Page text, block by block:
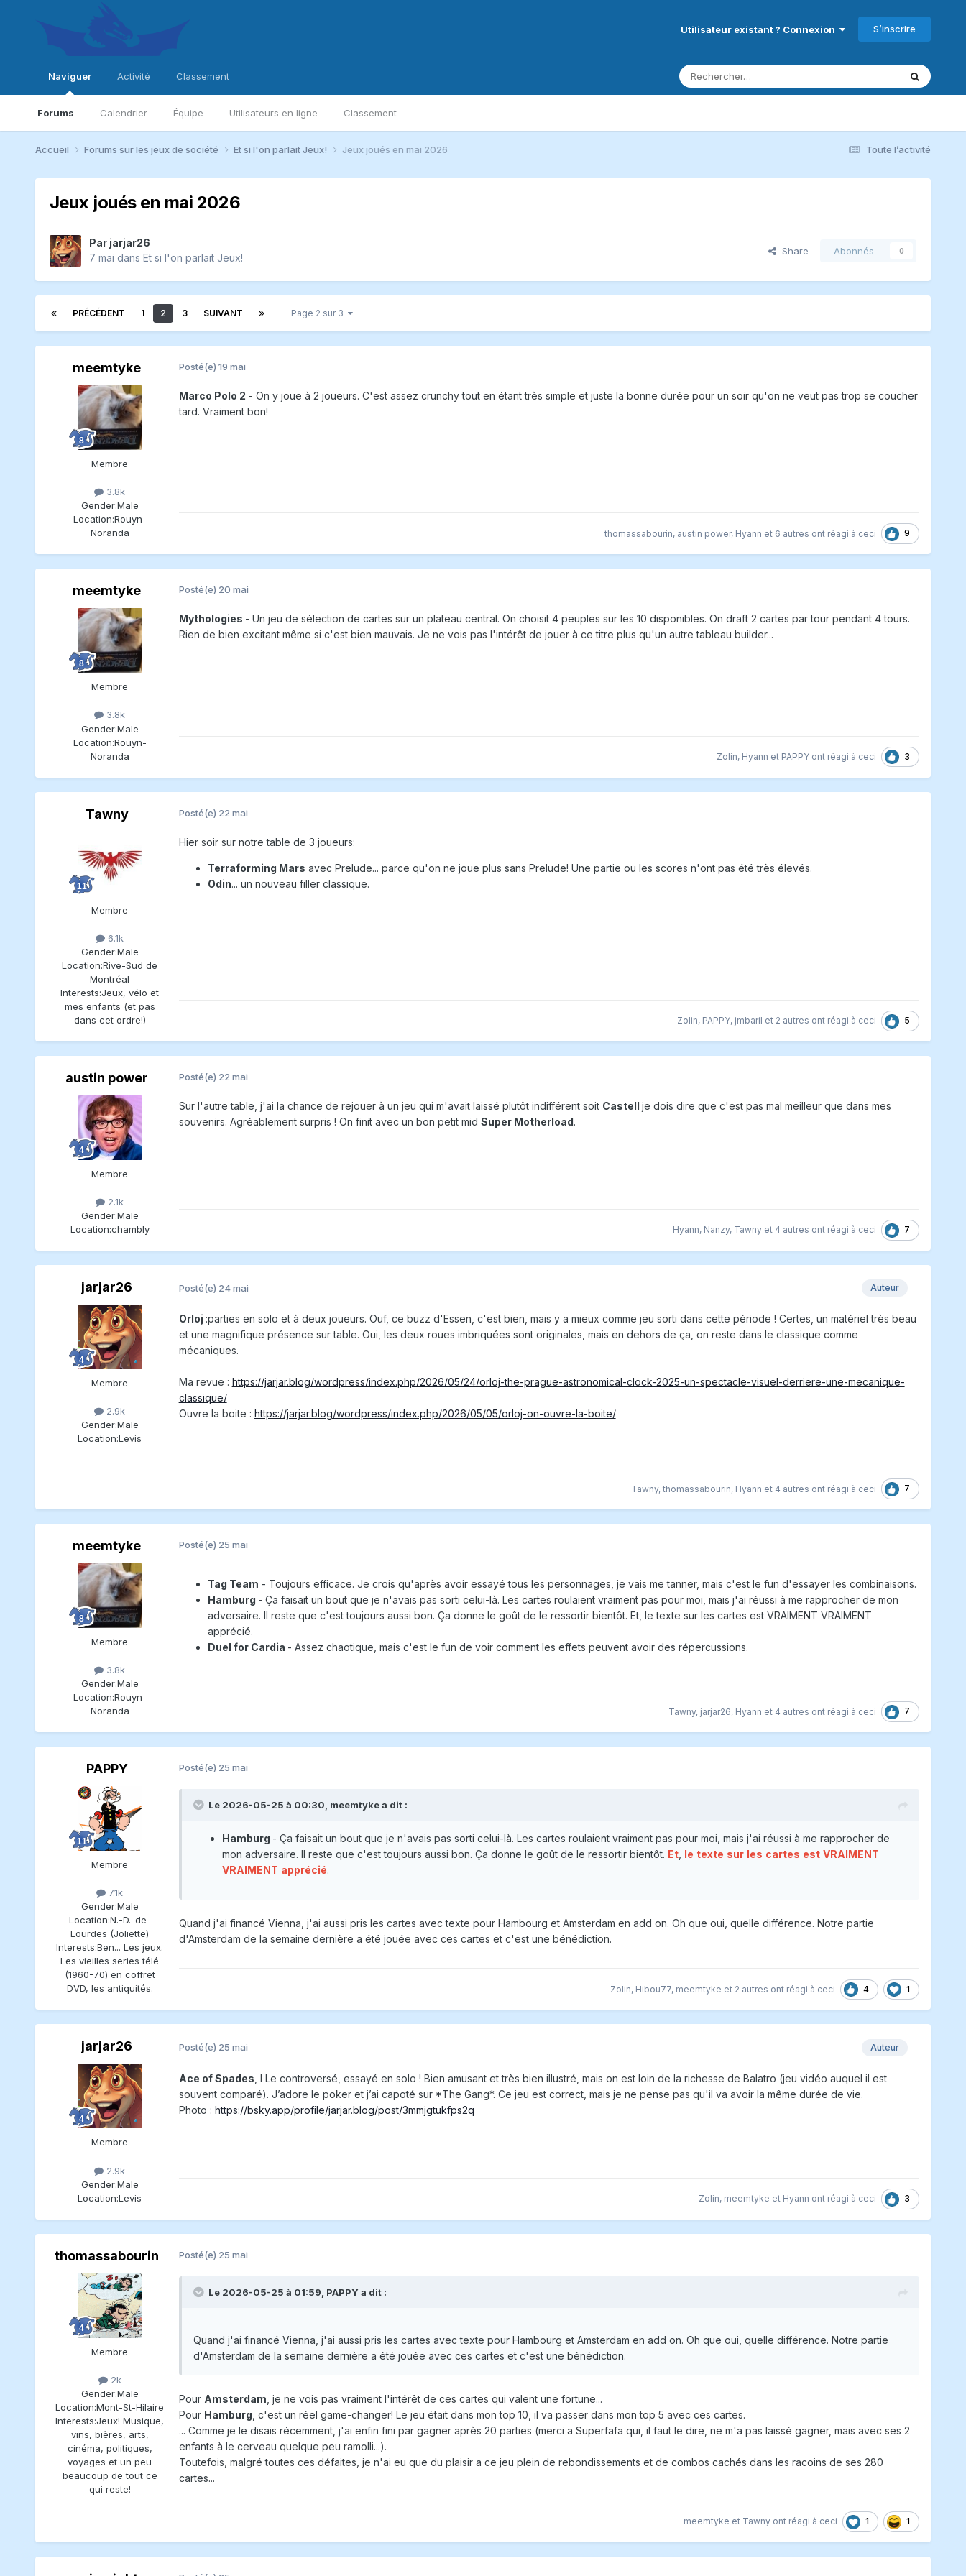
Utilisateur existant ? Connexion S’inscrire
Naviguer
Forums Calendrier Équipe Utilisateurs en ligne Classement
Activité Classement
Toute l’activité
Accueil Forums sur les jeux de société Et si l'on parlait Jeux! Jeux joués en mai 2026
Jeux joués en mai 2026
Par jarjar26
7 mai dans Et si l'on parlait Jeux!
Share Abonnés 0
PRÉCÉDENT 1 2 3 SUIVANT Page 2 sur 3
meemtyke
Membre
3.8k
Gender:Male
Location:Rouyn-
Noranda
Posté(e) 19 mai
Marco Polo 2 - On y joue à 2 joueurs. C'est assez crunchy tout en étant très simple et juste la bonne durée pour un soir qu'on ne veut pas trop se coucher
tard. Vraiment bon!
thomassabourin, austin power, Hyann et 6 autres ont réagi à ceci 9
meemtyke
Membre
3.8k
Gender:Male
Location:Rouyn-
Noranda
Posté(e) 20 mai
Mythologies - Un jeu de sélection de cartes sur un plateau central. On choisit 4 peuples sur les 10 disponibles. On draft 2 cartes par tour pendant 4 tours.
Rien de bien excitant même si c'est bien mauvais. Je ne vois pas l'intérêt de jouer à ce titre plus qu'un autre tableau builder...
Zolin, Hyann et PAPPY ont réagi à ceci 3
Tawny
Membre
6.1k
Gender:Male
Location:Rive-Sud de
Montréal
Interests:Jeux, vélo et
mes enfants (et pas
dans cet ordre!)
Posté(e) 22 mai
Hier soir sur notre table de 3 joueurs:
Terraforming Mars avec Prelude... parce qu'on ne joue plus sans Prelude! Une partie ou les scores n'ont pas été très élevés.
Odin... un nouveau filler classique.
Zolin, PAPPY, jmbaril et 2 autres ont réagi à ceci 5
austin power
Membre
2.1k
Gender:Male
Location:chambly
Posté(e) 22 mai
Sur l'autre table, j'ai la chance de rejouer à un jeu qui m'avait laissé plutôt indifférent soit Castell je dois dire que c'est pas mal meilleur que dans mes
souvenirs. Agréablement surpris ! On finit avec un bon petit mid Super Motherload.
Hyann, Nanzy, Tawny et 4 autres ont réagi à ceci 7
jarjar26
Membre
2.9k
Gender:Male
Location:Levis
Auteur
Posté(e) 24 mai
Orloj :parties en solo et à deux joueurs. Ouf, ce buzz d'Essen, c'est bien, mais y a mieux comme jeu sorti dans cette période ! Certes, un matériel très beau
et une magnifique présence sur table. Oui, les deux roues imbriquées sont originales, mais en dehors de ça, on reste dans le classique comme
mécaniques.
Ma revue : https://jarjar.blog/wordpress/index.php/2026/05/24/orloj-the-prague-astronomical-clock-2025-un-spectacle-visuel-derriere-une-mecanique-
classique/
Ouvre la boite : https://jarjar.blog/wordpress/index.php/2026/05/05/orloj-on-ouvre-la-boite/
Tawny,thomassabourin, Hyann et 4 autres ont réagi à ceci 7
meemtyke
Membre
3.8k
Gender:Male
Location:Rouyn-
Noranda
Posté(e) 25 mai
Tag Team - Toujours efficace. Je crois qu'après avoir essayé tous les personnages, je vais me tanner, mais c'est le fun d'essayer les combinaisons.
Hamburg - Ça faisait un bout que je n'avais pas sorti celui-là. Les cartes roulaient vraiment pas pour moi, mais j'ai réussi à me rapprocher de mon
adversaire. Il reste que c'est toujours aussi bon. Ça donne le goût de le ressortir bientôt. Et, le texte sur les cartes est VRAIMENT VRAIMENT
apprécié.
Duel for Cardia - Assez chaotique, mais c'est le fun de voir comment les effets peuvent avoir des répercussions.
Tawny, jarjar26, Hyann et 4 autres ont réagi à ceci 7
PAPPY
Membre
7.1k
Gender:Male
Location:N.-D.-de-
Lourdes (Joliette)
Interests:Ben... Les jeux.
Les vieilles series télé
(1960-70) en coffret
DVD, les antiquités.
Posté(e) 25 mai
Le 2026-05-25 à 00:30, meemtykea dit :
Hamburg - Ça faisait un bout que je n'avais pas sorti celui-là. Les cartes roulaient vraiment pas pour moi, mais j'ai réussi à me rapprocher de
mon adversaire. Il reste que c'est toujours aussi bon. Ça donne le goût de le ressortir bientôt. Et, le texte sur les cartes est VRAIMENT
VRAIMENT apprécié.
Quand j'ai financé Vienna, j'ai aussi pris les cartes avec texte pour Hambourg et Amsterdam en add on. Oh que oui, quelle différence. Notre partie
d'Amsterdam de la semaine dernière a été jouée avec ces cartes et c'est une bénédiction.
Zolin, Hibou77, meemtyke et 2 autres ont réagi à ceci 4 1
jarjar26
Membre
2.9k
Gender:Male
Location:Levis
Auteur
Posté(e) 25 mai
Ace of Spades , l Le controversé, essayé en solo ! Bien amusant et très bien illustré, mais on est loin de la richesse de Balatro (jeu vidéo auquel il est
souvent comparé). J’adore le poker et j’ai capoté sur *The Gang*. Ce jeu est correct, mais je ne pense pas qu'il va avoir la même durée de vie.
Photo : https://bsky.app/profile/jarjar.blog/post/3mmjgtukfps2q
Zolin, meemtyke et Hyann ont réagi à ceci 3
thomassabourin
Membre
2k
Gender:Male
Location:Mont-St-Hilaire
Interests:Jeux! Musique,
vins, bières, arts,
cinéma, politiques,
voyages et un peu
beaucoup de tout ce
qui reste!
Posté(e) 25 mai
Le 2026-05-25 à 01:59, PAPPY a dit :
Quand j'ai financé Vienna, j'ai aussi pris les cartes avec texte pour Hambourg et Amsterdam en add on. Oh que oui, quelle différence. Notre partie
d'Amsterdam de la semaine dernière a été jouée avec ces cartes et c'est une bénédiction.
Pour Amsterdam , je ne vois pas vraiment l'intérêt de ces cartes qui valent une fortune...
Pour Hamburg , c'est un réel game-changer! Le jeu était dans mon top 10, il va passer dans mon top 5 avec ces cartes.
... Comme je le disais récemment, j'ai enfin fini par gagner après 20 parties (merci a Superfafa qui, il faut le dire, ne m'a pas laissé gagner, mais avec ses 2
enfants à le cerveau quelque peu ramolli...).
Toutefois, malgré toutes ces défaites, je n'ai eu que du plaisir a ce jeu plein de rebondissements et de combos cachés dans les racoins de ses 280
cartes...
meemtyke et Tawny ont réagi à ceci 1 1